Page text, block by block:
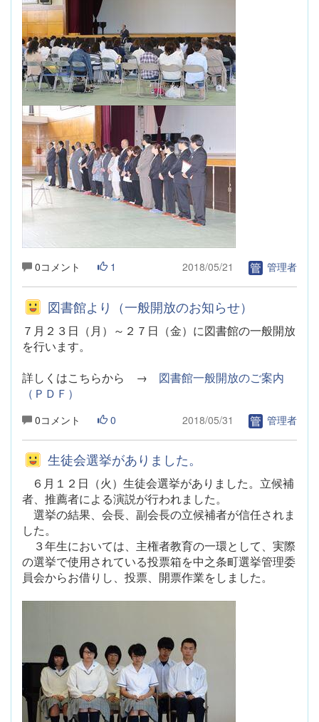
0コメント 1 2018/05/21 管理者
図書館より（一般開放のお知らせ）
７月２３日（月）～２７日（金）に図書館の一般開放
を行います。
詳しくはこちらから → 図書館一般開放のご案内
（ＰＤＦ）
0コメント 0 2018/05/31 管理者
生徒会選挙がありました。
６月１２日（火）生徒会選挙がありました。立候補
者、推薦者による演説が行われました。
選挙の結果、会長、副会長の立候補者が信任されま
した。
３年生においては、主権者教育の一環として、実際
の選挙で使用されている投票箱を中之条町選挙管理委
員会からお借りし、投票、開票作業をしました。